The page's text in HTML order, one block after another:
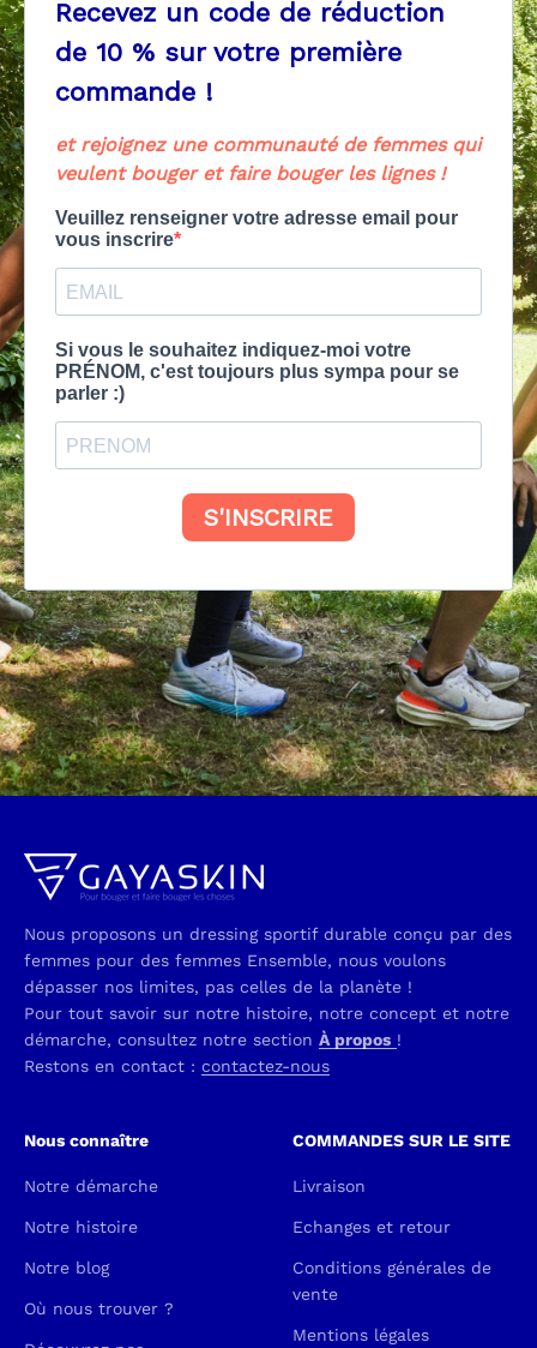
Nous proposons un dressing sportif durable conçu par des
femmes pour des femmes Ensemble, nous voulons
dépasser nos limites, pas celles de la planète !
Pour tout savoir sur notre histoire, notre concept et notre
démarche, consultez notre section À propos !
Restons en contact : contactez-nous
Nous connaître
Notre démarche
Notre histoire
Notre blog
Où nous trouver ?
COMMANDES SUR LE SITE
Livraison
Echanges et retour
Conditions générales de
vente
Mentions légales